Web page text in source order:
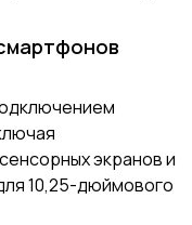
экранов и
10,25-дюймового